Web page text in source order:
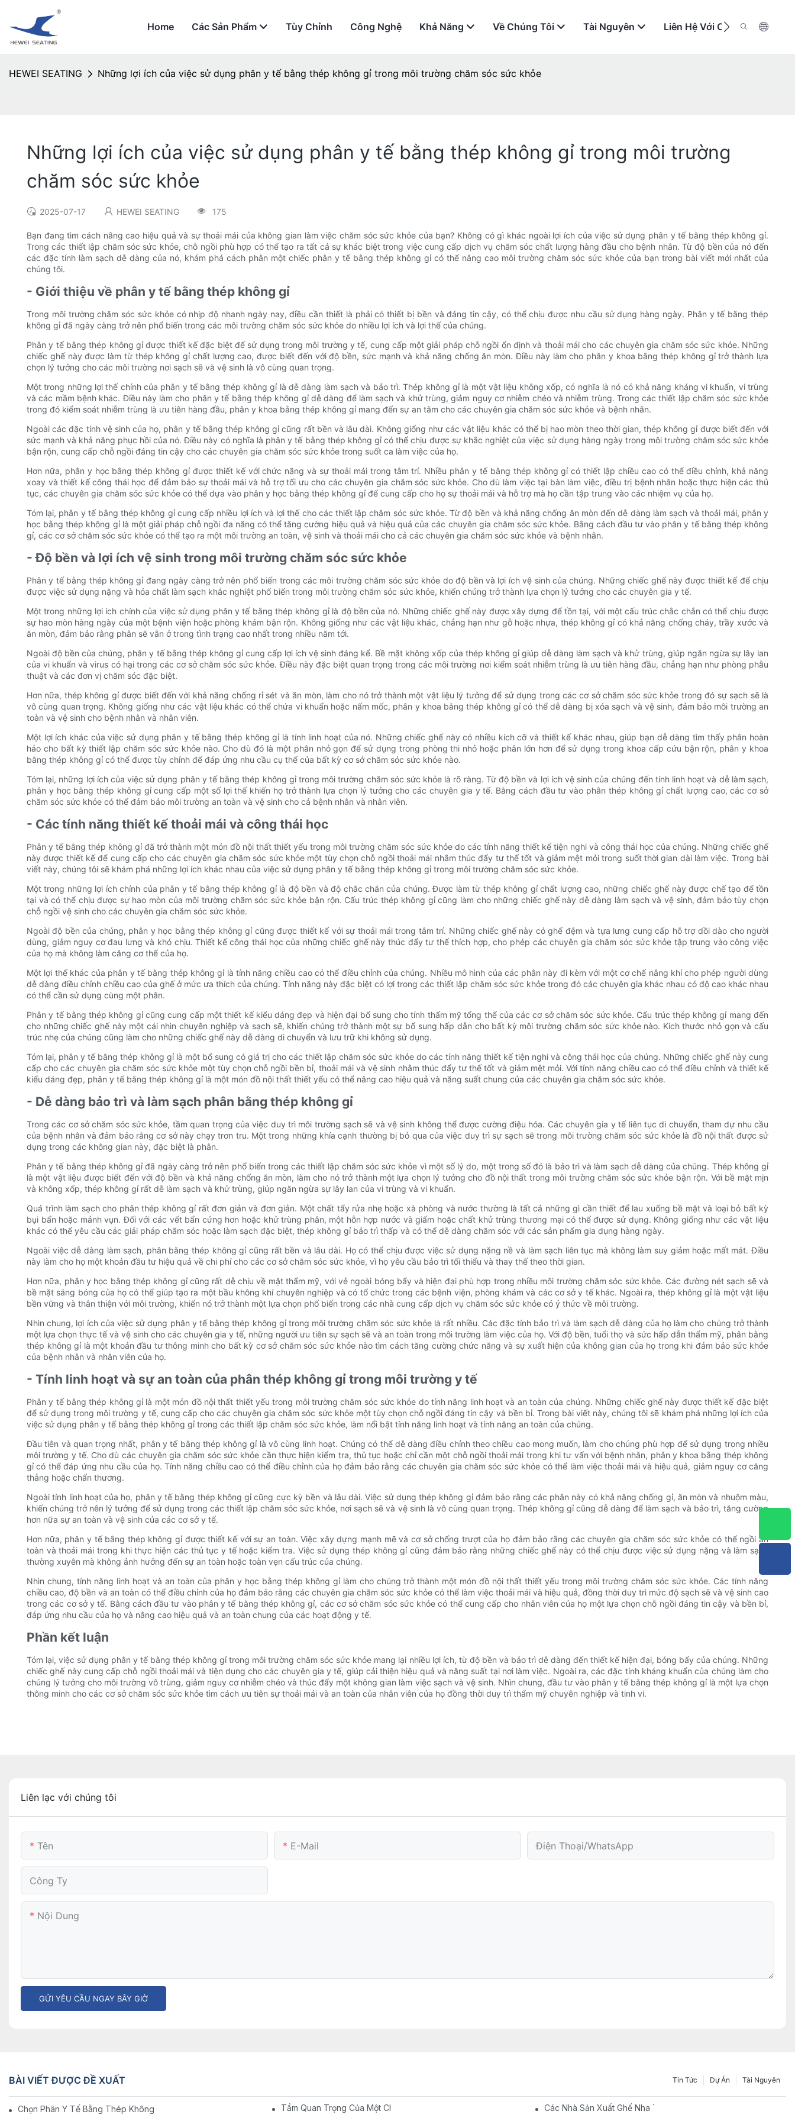
Home Các Sản Phẩm Tùy Chỉnh Công Nghệ Khả Năng Về Chúng Tôi Tài Nguyên Liên Hệ Với Chúng Tôi
HEWEI SEATING Những lợi ích của việc sử dụng phân y tế bằng thép không gỉ trong môi trường chăm sóc sức khỏe
Những lợi ích của việc sử dụng phân y tế bằng thép không gỉ trong môi trường
chăm sóc sức khỏe
2025-07-17 HEWEI SEATING 175
Bạn đang tìm cách nâng cao hiệu quả và sự thoải mái của không gian làm việc chăm sóc sức khỏe của bạn? Không có gì khác ngoài lợi ích của việc sử dụng phân y tế bằng thép không gỉ.
Trong các thiết lập chăm sóc sức khỏe, chỗ ngồi phù hợp có thể tạo ra tất cả sự khác biệt trong việc cung cấp dịch vụ chăm sóc chất lượng hàng đầu cho bệnh nhân. Từ độ bền của nó đến
các đặc tính làm sạch dễ dàng của nó, khám phá cách phân một chiếc phân y tế bằng thép không gỉ có thể nâng cao môi trường chăm sóc sức khỏe của bạn trong bài viết mới nhất của
chúng tôi.
- Giới thiệu về phân y tế bằng thép không gỉ
Trong môi trường chăm sóc sức khỏe có nhịp độ nhanh ngày nay, điều cần thiết là phải có thiết bị bền và đáng tin cậy, có thể chịu được nhu cầu sử dụng hàng ngày. Phân y tế bằng thép
không gỉ đã ngày càng trở nên phổ biến trong các môi trường chăm sóc sức khỏe do nhiều lợi ích và lợi thế của chúng.
Phân y tế bằng thép không gỉ được thiết kế đặc biệt để sử dụng trong môi trường y tế, cung cấp một giải pháp chỗ ngồi ổn định và thoải mái cho các chuyên gia chăm sóc sức khỏe. Những
chiếc ghế này được làm từ thép không gỉ chất lượng cao, được biết đến với độ bền, sức mạnh và khả năng chống ăn mòn. Điều này làm cho phân y khoa bằng thép không gỉ trở thành lựa
chọn lý tưởng cho các môi trường nơi sạch sẽ và vệ sinh là vô cùng quan trọng.
Một trong những lợi thế chính của phân y tế bằng thép không gỉ là dễ dàng làm sạch và bảo trì. Thép không gỉ là một vật liệu không xốp, có nghĩa là nó có khả năng kháng vi khuẩn, vi trùng
và các mầm bệnh khác. Điều này làm cho phân y tế bằng thép không gỉ dễ dàng để làm sạch và khử trùng, giảm nguy cơ nhiễm chéo và nhiễm trùng. Trong các thiết lập chăm sóc sức khỏe
trong đó kiểm soát nhiễm trùng là ưu tiên hàng đầu, phân y khoa bằng thép không gỉ mang đến sự an tâm cho các chuyên gia chăm sóc sức khỏe và bệnh nhân.
Ngoài các đặc tính vệ sinh của họ, phân y tế bằng thép không gỉ cũng rất bền và lâu dài. Không giống như các vật liệu khác có thể bị hao mòn theo thời gian, thép không gỉ được biết đến với
sức mạnh và khả năng phục hồi của nó. Điều này có nghĩa là phân y tế bằng thép không gỉ có thể chịu được sự khắc nghiệt của việc sử dụng hàng ngày trong môi trường chăm sóc sức khỏe
bận rộn, cung cấp chỗ ngồi đáng tin cậy cho các chuyên gia chăm sóc sức khỏe trong suốt ca làm việc của họ.
Hơn nữa, phân y học bằng thép không gỉ được thiết kế với chức năng và sự thoải mái trong tâm trí. Nhiều phân y tế bằng thép không gỉ có thiết lập chiều cao có thể điều chỉnh, khả năng
xoay và thiết kế công thái học để đảm bảo sự thoải mái và hỗ trợ tối ưu cho các chuyên gia chăm sóc sức khỏe. Cho dù làm việc tại bàn làm việc, điều trị bệnh nhân hoặc thực hiện các thủ
tục, các chuyên gia chăm sóc sức khỏe có thể dựa vào phân y học bằng thép không gỉ để cung cấp cho họ sự thoải mái và hỗ trợ mà họ cần tập trung vào các nhiệm vụ của họ.
Tóm lại, phân y tế bằng thép không gỉ cung cấp nhiều lợi ích và lợi thế cho các thiết lập chăm sóc sức khỏe. Từ độ bền và khả năng chống ăn mòn đến dễ dàng làm sạch và thoải mái, phân y
học bằng thép không gỉ là một giải pháp chỗ ngồi đa năng có thể tăng cường hiệu quả và hiệu quả của các chuyên gia chăm sóc sức khỏe. Bằng cách đầu tư vào phân y tế bằng thép không
gỉ, các cơ sở chăm sóc sức khỏe có thể tạo ra một môi trường an toàn, vệ sinh và thoải mái cho cả các chuyên gia chăm sóc sức khỏe và bệnh nhân.
- Độ bền và lợi ích vệ sinh trong môi trường chăm sóc sức khỏe
Phân y tế bằng thép không gỉ đang ngày càng trở nên phổ biến trong các môi trường chăm sóc sức khỏe do độ bền và lợi ích vệ sinh của chúng. Những chiếc ghế này được thiết kế để chịu
được việc sử dụng nặng và hóa chất làm sạch khắc nghiệt phổ biến trong môi trường chăm sóc sức khỏe, khiến chúng trở thành lựa chọn lý tưởng cho các chuyên gia y tế.
Một trong những lợi ích chính của việc sử dụng phân y tế bằng thép không gỉ là độ bền của nó. Những chiếc ghế này được xây dựng để tồn tại, với một cấu trúc chắc chắn có thể chịu được
sự hao mòn hàng ngày của một bệnh viện hoặc phòng khám bận rộn. Không giống như các vật liệu khác, chẳng hạn như gỗ hoặc nhựa, thép không gỉ có khả năng chống cháy, trầy xước và
ăn mòn, đảm bảo rằng phân sẽ vẫn ở trong tình trạng cao nhất trong nhiều năm tới.
Ngoài độ bền của chúng, phân y tế bằng thép không gỉ cung cấp lợi ích vệ sinh đáng kể. Bề mặt không xốp của thép không gỉ giúp dễ dàng làm sạch và khử trùng, giúp ngăn ngừa sự lây lan
của vi khuẩn và virus có hại trong các cơ sở chăm sóc sức khỏe. Điều này đặc biệt quan trọng trong các môi trường nơi kiểm soát nhiễm trùng là ưu tiên hàng đầu, chẳng hạn như phòng phẫu
thuật và các đơn vị chăm sóc đặc biệt.
Hơn nữa, thép không gỉ được biết đến với khả năng chống rỉ sét và ăn mòn, làm cho nó trở thành một vật liệu lý tưởng để sử dụng trong các cơ sở chăm sóc sức khỏe trong đó sự sạch sẽ là
vô cùng quan trọng. Không giống như các vật liệu khác có thể chứa vi khuẩn hoặc nấm mốc, phân y khoa bằng thép không gỉ có thể dễ dàng bị xóa sạch và vệ sinh, đảm bảo môi trường an
toàn và vệ sinh cho bệnh nhân và nhân viên.
Một lợi ích khác của việc sử dụng phân y tế bằng thép không gỉ là tính linh hoạt của nó. Những chiếc ghế này có nhiều kích cỡ và thiết kế khác nhau, giúp bạn dễ dàng tìm thấy phân hoàn
hảo cho bất kỳ thiết lập chăm sóc sức khỏe nào. Cho dù đó là một phân nhỏ gọn để sử dụng trong phòng thi nhỏ hoặc phân lớn hơn để sử dụng trong khoa cấp cứu bận rộn, phân y khoa
bằng thép không gỉ có thể được tùy chỉnh để đáp ứng nhu cầu cụ thể của bất kỳ cơ sở chăm sóc sức khỏe nào.
Tóm lại, những lợi ích của việc sử dụng phân y tế bằng thép không gỉ trong môi trường chăm sóc sức khỏe là rõ ràng. Từ độ bền và lợi ích vệ sinh của chúng đến tính linh hoạt và dễ làm sạch,
phân y học bằng thép không gỉ cung cấp một số lợi thế khiến họ trở thành lựa chọn lý tưởng cho các chuyên gia y tế. Bằng cách đầu tư vào phân thép không gỉ chất lượng cao, các cơ sở
chăm sóc sức khỏe có thể đảm bảo môi trường an toàn và vệ sinh cho cả bệnh nhân và nhân viên.
- Các tính năng thiết kế thoải mái và công thái học
Phân y tế bằng thép không gỉ đã trở thành một món đồ nội thất thiết yếu trong môi trường chăm sóc sức khỏe do các tính năng thiết kế tiện nghi và công thái học của chúng. Những chiếc ghế
này được thiết kế để cung cấp cho các chuyên gia chăm sóc sức khỏe một tùy chọn chỗ ngồi thoải mái nhằm thúc đẩy tư thế tốt và giảm mệt mỏi trong suốt thời gian dài làm việc. Trong bài
viết này, chúng tôi sẽ khám phá những lợi ích khác nhau của việc sử dụng phân y tế bằng thép không gỉ trong môi trường chăm sóc sức khỏe.
Một trong những lợi ích chính của phân y tế bằng thép không gỉ là độ bền và độ chắc chắn của chúng. Được làm từ thép không gỉ chất lượng cao, những chiếc ghế này được chế tạo để tồn
tại và có thể chịu được sự hao mòn của môi trường chăm sóc sức khỏe bận rộn. Cấu trúc thép không gỉ cũng làm cho những chiếc ghế này dễ dàng làm sạch và vệ sinh, đảm bảo tùy chọn
chỗ ngồi vệ sinh cho các chuyên gia chăm sóc sức khỏe.
Ngoài độ bền của chúng, phân y học bằng thép không gỉ cũng được thiết kế với sự thoải mái trong tâm trí. Những chiếc ghế này có ghế đệm và tựa lưng cung cấp hỗ trợ dồi dào cho người
dùng, giảm nguy cơ đau lưng và khó chịu. Thiết kế công thái học của những chiếc ghế này thúc đẩy tư thế thích hợp, cho phép các chuyên gia chăm sóc sức khỏe tập trung vào công việc
của họ mà không làm căng cơ thể của họ.
Một lợi thế khác của phân y tế bằng thép không gỉ là tính năng chiều cao có thể điều chỉnh của chúng. Nhiều mô hình của các phân này đi kèm với một cơ chế nâng khí cho phép người dùng
dễ dàng điều chỉnh chiều cao của ghế ở mức ưa thích của chúng. Tính năng này đặc biệt có lợi trong các thiết lập chăm sóc sức khỏe trong đó các chuyên gia khác nhau có độ cao khác nhau
có thể cần sử dụng cùng một phân.
Phân y tế bằng thép không gỉ cũng cung cấp một thiết kế kiểu dáng đẹp và hiện đại bổ sung cho tính thẩm mỹ tổng thể của các cơ sở chăm sóc sức khỏe. Cấu trúc thép không gỉ mang đến
cho những chiếc ghế này một cái nhìn chuyên nghiệp và sạch sẽ, khiến chúng trở thành một sự bổ sung hấp dẫn cho bất kỳ môi trường chăm sóc sức khỏe nào. Kích thước nhỏ gọn và cấu
trúc nhẹ của chúng cũng làm cho những chiếc ghế này dễ dàng di chuyển và lưu trữ khi không sử dụng.
Tóm lại, phân y tế bằng thép không gỉ là một bổ sung có giá trị cho các thiết lập chăm sóc sức khỏe do các tính năng thiết kế tiện nghi và công thái học của chúng. Những chiếc ghế này cung
cấp cho các chuyên gia chăm sóc sức khỏe một tùy chọn chỗ ngồi bền bỉ, thoải mái và vệ sinh nhằm thúc đẩy tư thế tốt và giảm mệt mỏi. Với tính năng chiều cao có thể điều chỉnh và thiết kế
kiểu dáng đẹp, phân y tế bằng thép không gỉ là một món đồ nội thất thiết yếu có thể nâng cao hiệu quả và năng suất chung của các chuyên gia chăm sóc sức khỏe.
- Dễ dàng bảo trì và làm sạch phân bằng thép không gỉ
Trong các cơ sở chăm sóc sức khỏe, tầm quan trọng của việc duy trì môi trường sạch sẽ và vệ sinh không thể được cường điệu hóa. Các chuyên gia y tế liên tục di chuyển, tham dự nhu cầu
của bệnh nhân và đảm bảo rằng cơ sở này chạy trơn tru. Một trong những khía cạnh thường bị bỏ qua của việc duy trì sự sạch sẽ trong môi trường chăm sóc sức khỏe là đồ nội thất được sử
dụng trong các không gian này, đặc biệt là phân.
Phân y tế bằng thép không gỉ đã ngày càng trở nên phổ biến trong các thiết lập chăm sóc sức khỏe vì một số lý do, một trong số đó là bảo trì và làm sạch dễ dàng của chúng. Thép không gỉ
là một vật liệu được biết đến với độ bền và khả năng chống ăn mòn, làm cho nó trở thành một lựa chọn lý tưởng cho đồ nội thất trong môi trường chăm sóc sức khỏe bận rộn. Với bề mặt mịn
và không xốp, thép không gỉ rất dễ làm sạch và khử trùng, giúp ngăn ngừa sự lây lan của vi trùng và vi khuẩn.
Quá trình làm sạch cho phân thép không gỉ rất đơn giản và đơn giản. Một chất tẩy rửa nhẹ hoặc xà phòng và nước thường là tất cả những gì cần thiết để lau xuống bề mặt và loại bỏ bất kỳ
bụi bẩn hoặc mảnh vụn. Đối với các vết bẩn cứng hơn hoặc khử trùng phân, một hỗn hợp nước và giấm hoặc chất khử trùng thương mại có thể được sử dụng. Không giống như các vật liệu
khác có thể yêu cầu các giải pháp chăm sóc hoặc làm sạch đặc biệt, thép không gỉ bảo trì thấp và có thể dễ dàng chăm sóc với các sản phẩm gia dụng hàng ngày.
Ngoài việc dễ dàng làm sạch, phân bằng thép không gỉ cũng rất bền và lâu dài. Họ có thể chịu được việc sử dụng nặng nề và làm sạch liên tục mà không làm suy giảm hoặc mất mát. Điều
này làm cho họ một khoản đầu tư hiệu quả về chi phí cho các cơ sở chăm sóc sức khỏe, vì họ yêu cầu bảo trì tối thiểu và thay thế theo thời gian.
Hơn nữa, phân y học bằng thép không gỉ cũng rất dễ chịu về mặt thẩm mỹ, với vẻ ngoài bóng bẩy và hiện đại phù hợp trong nhiều môi trường chăm sóc sức khỏe. Các đường nét sạch sẽ và
bề mặt sáng bóng của họ có thể giúp tạo ra một bầu không khí chuyên nghiệp và có tổ chức trong các bệnh viện, phòng khám và các cơ sở y tế khác. Ngoài ra, thép không gỉ là một vật liệu
bền vững và thân thiện với môi trường, khiến nó trở thành một lựa chọn phổ biến trong các nhà cung cấp dịch vụ chăm sóc sức khỏe có ý thức về môi trường.
Nhìn chung, lợi ích của việc sử dụng phân y tế bằng thép không gỉ trong môi trường chăm sóc sức khỏe là rất nhiều. Các đặc tính bảo trì và làm sạch dễ dàng của họ làm cho chúng trở thành
một lựa chọn thực tế và vệ sinh cho các chuyên gia y tế, những người ưu tiên sự sạch sẽ và an toàn trong môi trường làm việc của họ. Với độ bền, tuổi thọ và sức hấp dẫn thẩm mỹ, phân bằng
thép không gỉ là một khoản đầu tư thông minh cho bất kỳ cơ sở chăm sóc sức khỏe nào tìm cách tăng cường chức năng và sự xuất hiện của không gian của họ trong khi đảm bảo sức khỏe
của bệnh nhân và nhân viên của họ.
- Tính linh hoạt và sự an toàn của phân thép không gỉ trong môi trường y tế
Phân y tế bằng thép không gỉ là một món đồ nội thất thiết yếu trong môi trường chăm sóc sức khỏe do tính năng linh hoạt và an toàn của chúng. Những chiếc ghế này được thiết kế đặc biệt
để sử dụng trong môi trường y tế, cung cấp cho các chuyên gia chăm sóc sức khỏe một tùy chọn chỗ ngồi đáng tin cậy và bền bỉ. Trong bài viết này, chúng tôi sẽ khám phá những lợi ích của
việc sử dụng phân y tế bằng thép không gỉ trong các thiết lập chăm sóc sức khỏe, làm nổi bật tính năng linh hoạt và tính năng an toàn của chúng.
Đầu tiên và quan trọng nhất, phân y tế bằng thép không gỉ là vô cùng linh hoạt. Chúng có thể dễ dàng điều chỉnh theo chiều cao mong muốn, làm cho chúng phù hợp để sử dụng trong nhiều
môi trường y tế. Cho dù các chuyên gia chăm sóc sức khỏe cần thực hiện kiểm tra, thủ tục hoặc chỉ cần một chỗ ngồi thoải mái trong khi tư vấn với bệnh nhân, phân y khoa bằng thép không
gỉ có thể đáp ứng nhu cầu của họ. Tính năng chiều cao có thể điều chỉnh của họ đảm bảo rằng các chuyên gia chăm sóc sức khỏe có thể làm việc thoải mái và hiệu quả, giảm nguy cơ căng
thẳng hoặc chấn thương.
Ngoài tính linh hoạt của họ, phân y tế bằng thép không gỉ cũng cực kỳ bền và lâu dài. Việc sử dụng thép không gỉ đảm bảo rằng các phân này có khả năng chống gỉ, ăn mòn và nhuộm màu,
khiến chúng trở nên lý tưởng để sử dụng trong các thiết lập chăm sóc sức khỏe, nơi sạch sẽ và vệ sinh là vô cùng quan trọng. Thép không gỉ cũng dễ dàng để làm sạch và bảo trì, tăng cường
hơn nữa sự an toàn và vệ sinh của các cơ sở y tế.
Hơn nữa, phân y tế bằng thép không gỉ được thiết kế với sự an toàn. Việc xây dựng mạnh mẽ và cơ sở chống trượt của họ đảm bảo rằng các chuyên gia chăm sóc sức khỏe có thể ngồi an
toàn và thoải mái trong khi thực hiện các thủ tục y tế hoặc kiểm tra. Việc sử dụng thép không gỉ cũng đảm bảo rằng những chiếc ghế này có thể chịu được việc sử dụng nặng và làm sạch
thường xuyên mà không ảnh hưởng đến sự an toàn hoặc toàn vẹn cấu trúc của chúng.
Nhìn chung, tính năng linh hoạt và an toàn của phân y học bằng thép không gỉ làm cho chúng trở thành một món đồ nội thất thiết yếu trong môi trường chăm sóc sức khỏe. Các tính năng
chiều cao, độ bền và an toàn có thể điều chỉnh của họ đảm bảo rằng các chuyên gia chăm sóc sức khỏe có thể làm việc thoải mái và hiệu quả, đồng thời duy trì mức độ sạch sẽ và vệ sinh cao
trong các cơ sở y tế. Bằng cách đầu tư vào phân y tế bằng thép không gỉ, các cơ sở chăm sóc sức khỏe có thể cung cấp cho nhân viên của họ một lựa chọn chỗ ngồi đáng tin cậy và bền bỉ,
đáp ứng nhu cầu của họ và nâng cao hiệu quả và an toàn chung của các hoạt động y tế.
Phần kết luận
Tóm lại, việc sử dụng phân y tế bằng thép không gỉ trong môi trường chăm sóc sức khỏe mang lại nhiều lợi ích, từ độ bền và bảo trì dễ dàng đến thiết kế hiện đại, bóng bẩy của chúng. Những
chiếc ghế này cung cấp chỗ ngồi thoải mái và tiện dụng cho các chuyên gia y tế, giúp cải thiện hiệu quả và năng suất tại nơi làm việc. Ngoài ra, các đặc tính kháng khuẩn của chúng làm cho
chúng lý tưởng cho môi trường vô trùng, giảm nguy cơ nhiễm chéo và thúc đẩy một không gian làm việc sạch và vệ sinh. Nhìn chung, đầu tư vào phân y tế bằng thép không gỉ là một lựa chọn
thông minh cho các cơ sở chăm sóc sức khỏe tìm cách ưu tiên sự thoải mái và an toàn của nhân viên của họ đồng thời duy trì thẩm mỹ chuyên nghiệp và tinh vi.
Liên lạc với chúng tôi
Tên E-Mail Điện Thoại/WhatsApp
Công Ty
Nội Dung
GỬI YÊU CẦU NGAY BÂY GIỜ
BÀI VIẾT ĐƯỢC ĐỀ XUẤT Tài Nguyên
Dự Án
Tin Tức
Chọn Phân Y Tế Bằng Thép Không Gỉ Tốt Nhất Cho Thực Hành Của BạnTầm Quan Trọng Của Một Chiếc Ghế Phòng Khám Nha Khoa Thoải Mái: Đảm Bảo Sự Thoải Mái Của Bệnh Nhân Trong Quá Trình
Các Nhà Sản Xuất Ghế Nha Trên Trung Quốc: Đổi Mới Và Chất